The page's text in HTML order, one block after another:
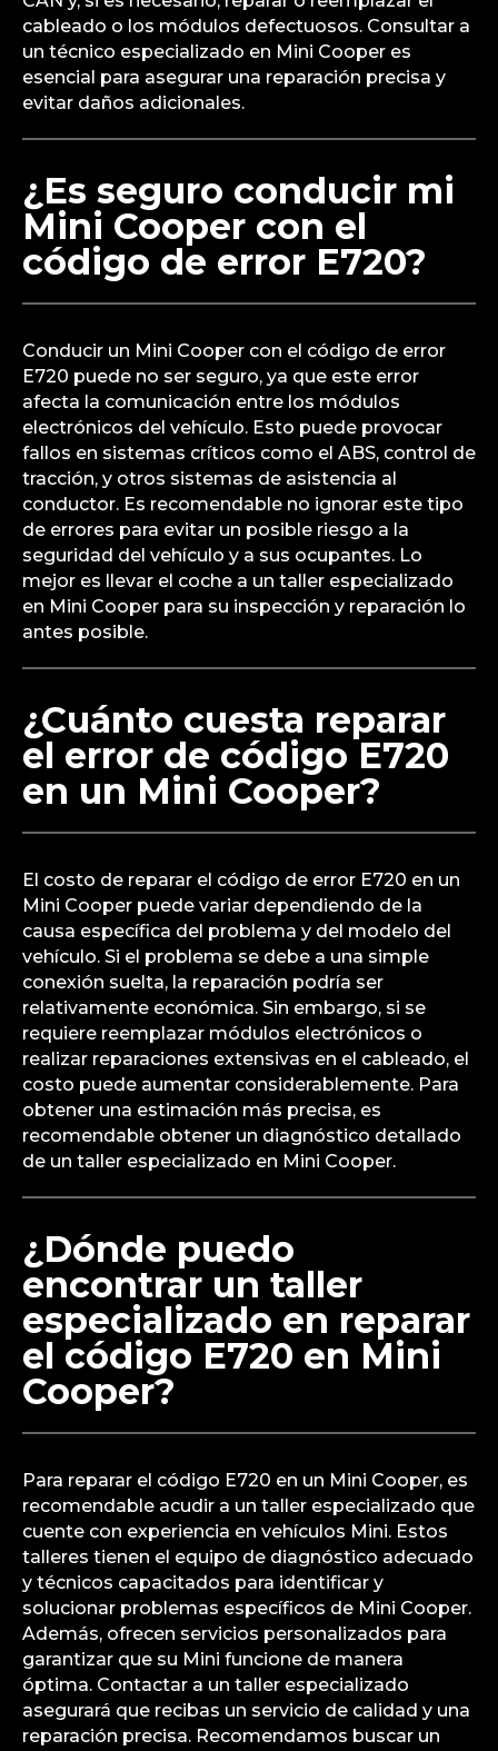
cableado o los módulos defectuosos. Consultar a
un técnico especializado en Mini Cooper es
esencial para asegurar una reparación precisa y
evitar daños adicionales.
¿Es seguro conducir mi
Mini Cooper con el
código de error E720?
Conducir un Mini Cooper con el código de error
E720 puede no ser seguro, ya que este error
afecta la comunicación entre los módulos
electrónicos del vehículo. Esto puede provocar
fallos en sistemas críticos como el ABS, control de
tracción, y otros sistemas de asistencia al
conductor. Es recomendable no ignorar este tipo
de errores para evitar un posible riesgo a la
seguridad del vehículo y a sus ocupantes. Lo
mejor es llevar el coche a un taller especializado
en Mini Cooper para su inspección y reparación lo
antes posible.
¿Cuánto cuesta reparar
el error de código E720
en un Mini Cooper?
El costo de reparar el código de error E720 en un
Mini Cooper puede variar dependiendo de la
causa específica del problema y del modelo del
vehículo. Si el problema se debe a una simple
conexión suelta, la reparación podría ser
relativamente económica. Sin embargo, si se
requiere reemplazar módulos electrónicos o
realizar reparaciones extensivas en el cableado, el
costo puede aumentar considerablemente. Para
obtener una estimación más precisa, es
recomendable obtener un diagnóstico detallado
de un taller especializado en Mini Cooper.
¿Dónde puedo
encontrar un taller
especializado en reparar
el código E720 en Mini
Cooper?
Para reparar el código E720 en un Mini Cooper, es
recomendable acudir a un taller especializado que
cuente con experiencia en vehículos Mini. Estos
talleres tienen el equipo de diagnóstico adecuado
y técnicos capacitados para identificar y
solucionar problemas específicos de Mini Cooper.
Además, ofrecen servicios personalizados para
garantizar que su Mini funcione de manera
óptima. Contactar a un taller especializado
asegurará que recibas un servicio de calidad y una
reparación precisa. Recomendamos buscar un